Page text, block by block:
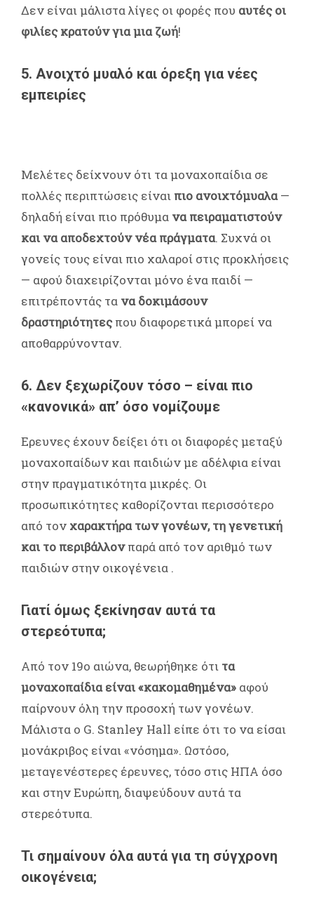
Δεν είναι μάλιστα λίγες οι φορές που αυτές οι
φιλίες κρατούν για μια ζωή!
5. Ανοιχτό μυαλό και όρεξη για νέες
εμπειρίες
Μελέτες δείχνουν ότι τα μοναχοπαίδια σε
πολλές περιπτώσεις είναι πιο ανοιχτόμυαλα—
δηλαδή είναι πιο πρόθυμα να πειραματιστούν
και να αποδεχτούν νέα πράγματα. Συχνά οι
γονείς τους είναι πιο χαλαροί στις προκλήσεις
— αφού διαχειρίζονται μόνο ένα παιδί —
επιτρέποντάς τα να δοκιμάσουν
δραστηριότητεςπου διαφορετικά μπορεί να
αποθαρρύνονταν.
6. Δεν ξεχωρίζουν τόσο – είναι πιο
«κανονικά» απ’ όσο νομίζουμε
Ερευνες έχουν δείξει ότι οι διαφορές μεταξύ
μοναχοπαίδων και παιδιών με αδέλφια είναι
στην πραγματικότητα μικρές. Οι
προσωπικότητες καθορίζονται περισσότερο
από τον χαρακτήρα των γονέων, τη γενετική
και το περιβάλλονπαρά από τον αριθμό των
παιδιών στην οικογένεια .
Γιατί όμως ξεκίνησαν αυτά τα
στερεότυπα;
Από τον 19ο αιώνα, θεωρήθηκε ότι τα
μοναχοπαίδια είναι «κακομαθημένα» αφού
παίρνουν όλη την προσοχή των γονέων.
Μάλιστα ο G. Stanley Hall είπε ότι το να είσαι
μονάκριβος είναι «νόσημα». Ωστόσο,
μεταγενέστερες έρευνες, τόσο στις ΗΠΑ όσο
και στην Ευρώπη, διαψεύδουν αυτά τα
στερεότυπα.
Τι σημαίνουν όλα αυτά για τη σύγχρονη
οικογένεια;